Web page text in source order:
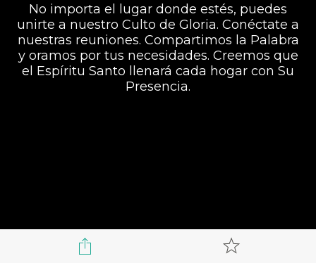
No importa el lugar donde estés, puedes
unirte a nuestro Culto de Gloria. Conéctate a
nuestras reuniones. Compartimos la Palabra
y oramos por tus necesidades. Creemos que
el Espíritu Santo llenará cada hogar con Su
Presencia.